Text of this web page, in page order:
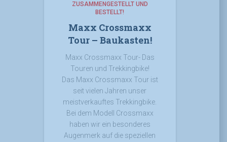
ZUSAMMENGESTELLT UND
BESTELLT!
Maxx Crossmaxx
Tour – Baukasten!
Maxx Crossmaxx Tour- Das
Touren und Trekkingbike!
Das Maxx Crossmaxx Tour ist
seit vielen Jahren unser
meistverkauftes Trekkingbike.
Bei dem Modell Crossmaxx
haben wir ein besonderes
Augenmerk auf die speziellen